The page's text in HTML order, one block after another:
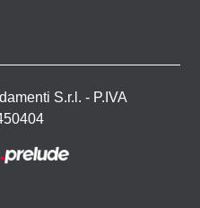
S.r.l. - P.IVA